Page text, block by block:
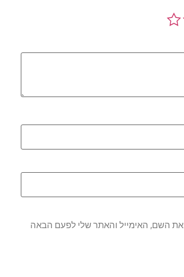
השם, האימייל והאתר שלי לפעם הבאה